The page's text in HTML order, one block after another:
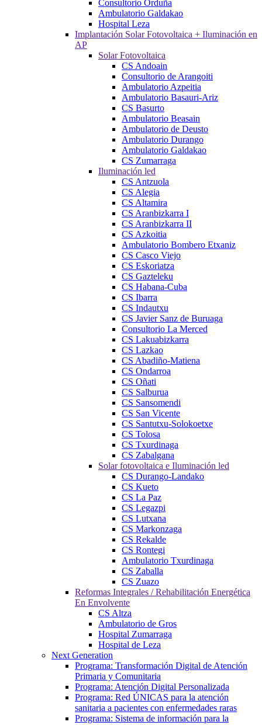
Consultorio Orduña
Ambulatorio Galdakao
Hospital Leza
Implantación Solar Fotovoltaica + Iluminación en
AP
Solar Fotovoltaica
CS Andoain
Consultorio de Arangoiti
Ambulatorio Azpeitia
Ambulatorio Basauri-Ariz
CS Basurto
Ambulatorio Beasain
Ambulatorio de Deusto
Ambulatorio Durango
Ambulatorio Galdakao
CS Zumarraga
Iluminación led
CS Antzuola
CS Alegia
CS Altamira
CS Aranbizkarra I
CS Aranbizkarra II
CS Azkoitia
Ambulatorio Bombero Etxaniz
CS Casco Viejo
CS Eskoriatza
CS Gazteleku
CS Habana-Cuba
CS Ibarra
CS Indautxu
CS Javier Sanz de Buruaga
Consultorio La Merced
CS Lakuabizkarra
CS Lazkao
CS Abadiño-Matiena
CS Ondarroa
CS Oñati
CS Salburua
CS Sansomendi
CS San Vicente
CS Santutxu-Solokoetxe
CS Tolosa
CS Txurdinaga
CS Zabalgana
Solar fotovoltaica e Iluminación led
CS Durango-Landako
CS Kueto
CS La Paz
CS Legazpi
CS Lutxana
CS Markonzaga
CS Rekalde
CS Rontegi
Ambulatorio Txurdinaga
CS Zaballa
CS Zuazo
Reformas Integrales / Rehabilitación Energética
En Envolvente
CS Altza
Ambulatorio de Gros
Hospital Zumarraga
Hospital de Leza
Next Generation
Programa: Transformación Digital de Atención
Primaria y Comunitaria
Programa: Atención Digital Personalizada
Programa: Red ÚNICAS para la atención
sanitaria a pacientes con enfermedades raras
Programa: Sistema de información para la